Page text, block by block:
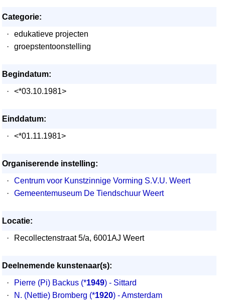
Categorie:
·
edukatieve projecten
·
groepstentoonstelling
Begindatum:
·
<*03.10.1981>
Einddatum:
·
<*01.11.1981>
Organiserende instelling:
·
Centrum voor Kunstzinnige Vorming S.V.U. Weert
·
Gemeentemuseum De Tiendschuur Weert
Locatie:
·
Recollectenstraat 5/a, 6001AJ Weert
Deelnemende kunstenaar(s):
·
Pierre (Pi) Backus (*1949) - Sittard
·
N. (Nettie) Bromberg (*1920) - Amsterdam